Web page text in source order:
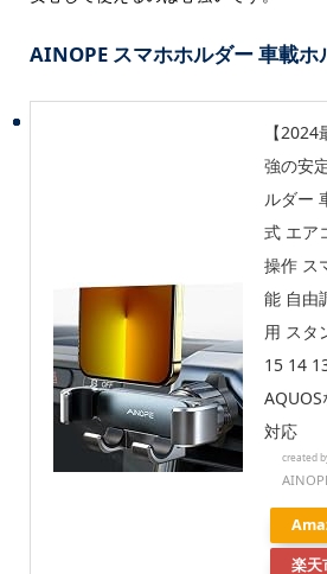
AINOPE スマホホルダー 車載ホ
【
強の安
ルダー
式 エア
操作 ス
能 自由
用 スタ
15 14
対応
created
楽天